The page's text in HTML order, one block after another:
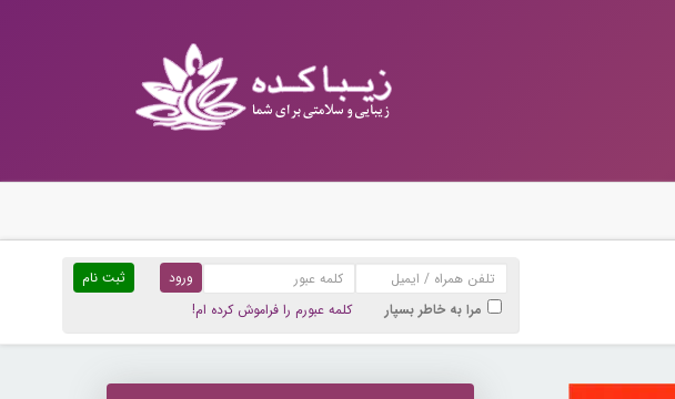
ثبت نام
مرا به خاطر بسپار
کلمه عبورم را فراموش کرده ام!